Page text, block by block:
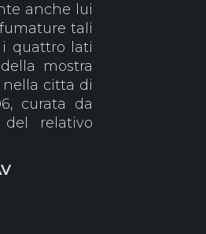
anche lui
tali
quattro lati
mostra
nella citta di
curata da
relativo